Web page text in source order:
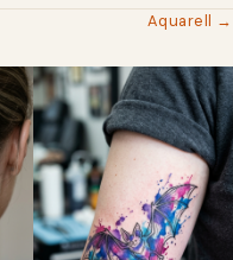
Aquarell →